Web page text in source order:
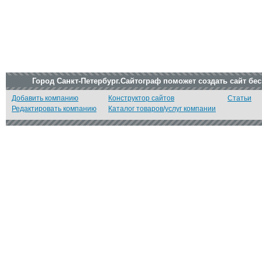
Город Санкт-Петербург.Сайтограф поможет создать сайт
Добавить компанию
Редактировать компанию
Конструктор сайтов
Каталог товаров/услуг компании
Статьи